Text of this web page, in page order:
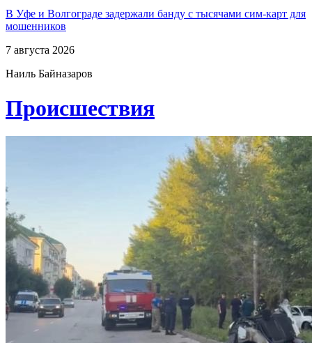
В Уфе и Волгограде задержали банду с тысячами сим-карт для
мошенников
7 августа 2026
Наиль Байназаров
Проиcшествия